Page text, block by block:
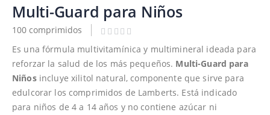
comienzo
de
la
galería
imágenes
Multi-Guard para Niños
100 comprimidos
Es una fórmula multivitamínica y multimineral ideada para
reforzar la salud de los más pequeños. Multi-Guard para
Niñosincluye xilitol natural, componente que sirve para
edulcorar los comprimidos de Lamberts. Está indicado
para niños de 4 a 14 años y no contiene azúcar ni